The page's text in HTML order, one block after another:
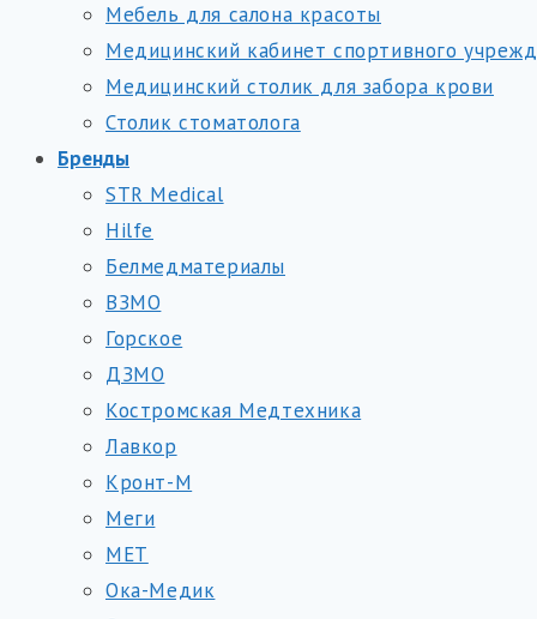
Мебель для салона красоты
Медицинский кабинет спортивного
Медицинский столик для забора крови
Столик стоматолога
Бренды
STR Medical
Hilfe
Белмедматериалы
ВЗМО
Горское
ДЗМО
Костромская Медтехника
Лавкор
Кронт-М
Меги
МЕТ
Ока-Медик